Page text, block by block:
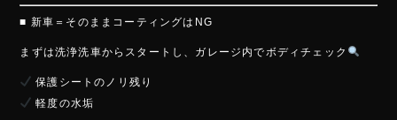
■ 新車＝そのままコーティングはNG
まずは洗浄洗車からスタートし、ガレージ内でボディチェック
保護シートのノリ残り
軽度の水垢